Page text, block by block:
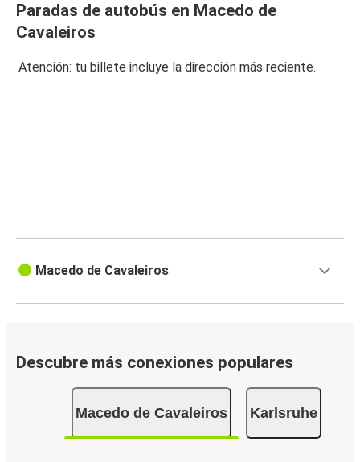
Paradas de autobús en Macedo de
Cavaleiros
Atención: tu billete incluye la dirección más reciente.
Macedo de Cavaleiros
Descubre más conexiones populares
Macedo de Cavaleiros Karlsruhe